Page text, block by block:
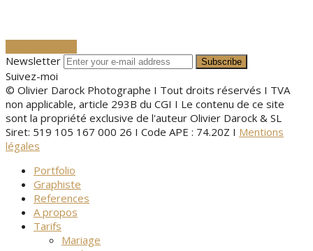
Newsletter
Suivez-moi
© Olivier Darock Photographe I Tout droits réservés I TVA
non applicable, article 293B du CGI I Le contenu de ce site
sont la propriété exclusive de l'auteur Olivier Darock & SL
Siret: 519 105 167 000 26 I Code APE : 74.20Z I Mentions
légales
Portfolio
Graphiste
References
A propos
Tarifs
Mariage